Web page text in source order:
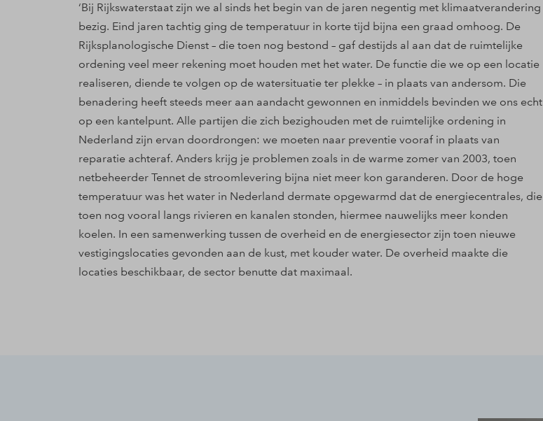
‘Bij Rijkswaterstaat zijn we al sinds het begin van de jaren negentig met klimaatverandering
bezig. Eind jaren tachtig ging de temperatuur in korte tijd bijna een graad omhoog. De
Rijksplanologische Dienst – die toen nog bestond – gaf destijds al aan dat de ruimtelijke
ordening veel meer rekening moet houden met het water. De functie die we op een locatie
realiseren, diende te volgen op de watersituatie ter plekke – in plaats van andersom. Die
benadering heeft steeds meer aan aandacht gewonnen en inmiddels bevinden we ons echt
op een kantelpunt. Alle partijen die zich bezighouden met de ruimtelijke ordening in
Nederland zijn ervan doordrongen: we moeten naar preventie vooraf in plaats van
reparatie achteraf. Anders krijg je problemen zoals in de warme zomer van 2003, toen
netbeheerder Tennet de stroomlevering bijna niet meer kon garanderen. Door de hoge
temperatuur was het water in Nederland dermate opgewarmd dat de energiecentrales, die
toen nog vooral langs rivieren en kanalen stonden, hiermee nauwelijks meer konden
koelen. In een samenwerking tussen de overheid en de energiesector zijn toen nieuwe
vestigingslocaties gevonden aan de kust, met kouder water. De overheid maakte die
locaties beschikbaar, de sector benutte dat maximaal.